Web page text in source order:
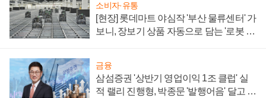
소비자·유통
[현장] 롯데마트 야심작 '부산 물류센터' 가
보니, 장보기 상품 자동으로 담는 '로봇 40
금융
삼섬증권 '상반기 영업이익 1조 클럽' 실
적 랠리 진행형, 박종문 '발행어음' 달고 연